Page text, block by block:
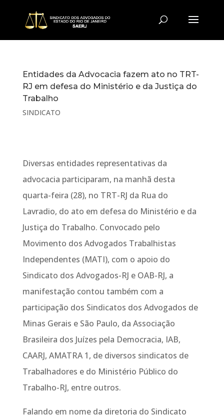
Entidades da Advocacia fazem ato no TRT-
RJ em defesa do Ministério e da Justiça do
Trabalho
SINDICATO
Diversas entidades representativas da
advocacia participaram, na manhã desta
quarta-feira (28), no TRT-RJ da Rua do
Lavradio, do ato em defesa do Ministério e da
Justiça do Trabalho. Convocado pelo
Movimento dos Advogados Trabalhistas
Independentes (MATI), com o apoio do
Sindicato dos Advogados-RJ e OAB-RJ, a
manifestação contou também com a
participação dos Sindicatos dos Advogados de
Minas Gerais e São Paulo, da Associação
Brasileira dos Juízes pela Democracia, IAB,
CAARJ, AMATRA 1, de diversos sindicatos de
Trabalhadores e do Ministério Público do
Trabalho-RJ, entre outros.
Falando em nome da diretoria do Sindicato